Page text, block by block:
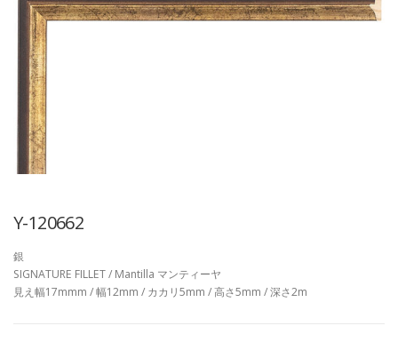
Y-120662
銀
SIGNATURE FILLET / Mantilla マンティーヤ
見え幅17mmm / 幅12mm / カカリ5mm / 高さ5mm / 深さ2m